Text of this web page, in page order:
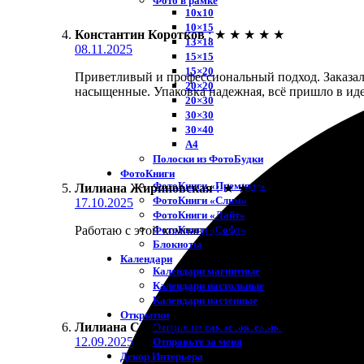
10х10
10×15
13×18
15×15
15×20
20×20
20×30
30×30
30×40
A4
Полоски из ФотоБудки
ФотоКниги
ФотоКниги «Премиум»
ФотоКниги «Слим»
ФотоКниги «Лайт»
ФотоКниги «Софт»
Блокноты
Календари
Календари магнитные
Календари настольные
Календари настенные
Открытки
Отправлю самостоятельно
Отправьте за меня
Декор Интерьера
Константин Коротков : ★ ★ ★ ★ ★
08.11.2025
Приветливый и профессиональный подход.
насыщенные. Упаковка надежная, всё пришло в
Лилиана Жириновская : ★ ★ ★
17.10.2025
Работаю с этой компанией уже не первый раз.
Лилиана Свешникова : ★ ★ ★ ★ ★
12.09.2025